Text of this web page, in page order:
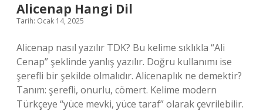
Alicenap Hangi Dil
Tarih: Ocak 14, 2025
Alicenap nasıl yazılır TDK? Bu kelime sıklıkla “Ali
Cenap” şeklinde yanlış yazılır. Doğru kullanımı ise
şerefli bir şekilde olmalıdır. Alicenaplık ne demektir?
Tanım: şerefli, onurlu, cömert. Kelime modern
Türkçeye “yüce mevki, yüce taraf” olarak çevrilebilir.